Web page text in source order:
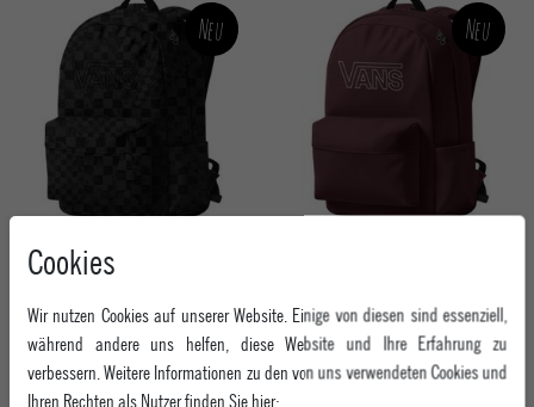
Neu
VANS RUCKSACK OLD SKOOL FLYING V
BACKPACK
ab 37,95 €
Neu
ab 37,95 €
Cookies
Wir nutzen Cookies auf unserer Website. Einige von diesen sind essenziell,
während andere uns helfen, diese Website und Ihre Erfahrung zu
verbessern. Weitere Informationen zu den von uns verwendeten Cookies und
Ihren Rechten als Nutzer finden Sie hier: